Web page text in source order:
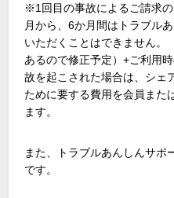
※1回目の事故によるご請求
月から、6か月間はトラブル
いただくことはできません。
あるので修正予定）+ご利用
故を起こされた場合は、シェ
ために要する費用を会員また
ます。
また、トラブルあんしんサポ
です。